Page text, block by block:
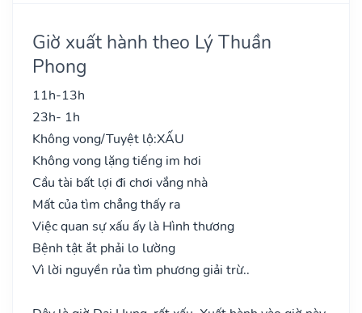
Giờ xuất hành theo Lý Thuần
Phong
11h-13h
23h- 1h
Không vong/Tuyệt lộ:XẤU
Không vong lặng tiếng im hơi
Cầu tài bất lợi đi chơi vắng nhà
Mất của tìm chẳng thấy ra
Việc quan sự xấu ấy là Hình thương
Bệnh tật ắt phải lo lường
Vì lời nguyền rủa tìm phương giải trừ..